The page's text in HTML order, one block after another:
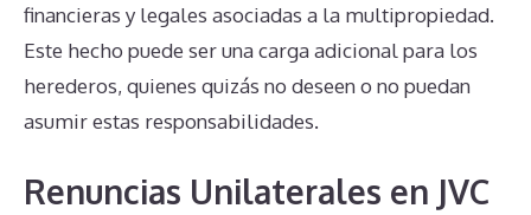
financieras y legales asociadas a la multipropiedad.
Este hecho puede ser una carga adicional para los
herederos, quienes quizás no deseen o no puedan
asumir estas responsabilidades.
Renuncias Unilaterales en JVC